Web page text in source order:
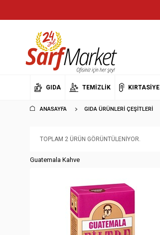
GIDA TEMIZLIK KIRTASIYE
ANASAYFA GIDA ÜRÜNLERI ÇEŞITLERI
TOPLAM 2 ÜRÜN GÖRÜNTÜLENIYOR.
Guatemala Kahve